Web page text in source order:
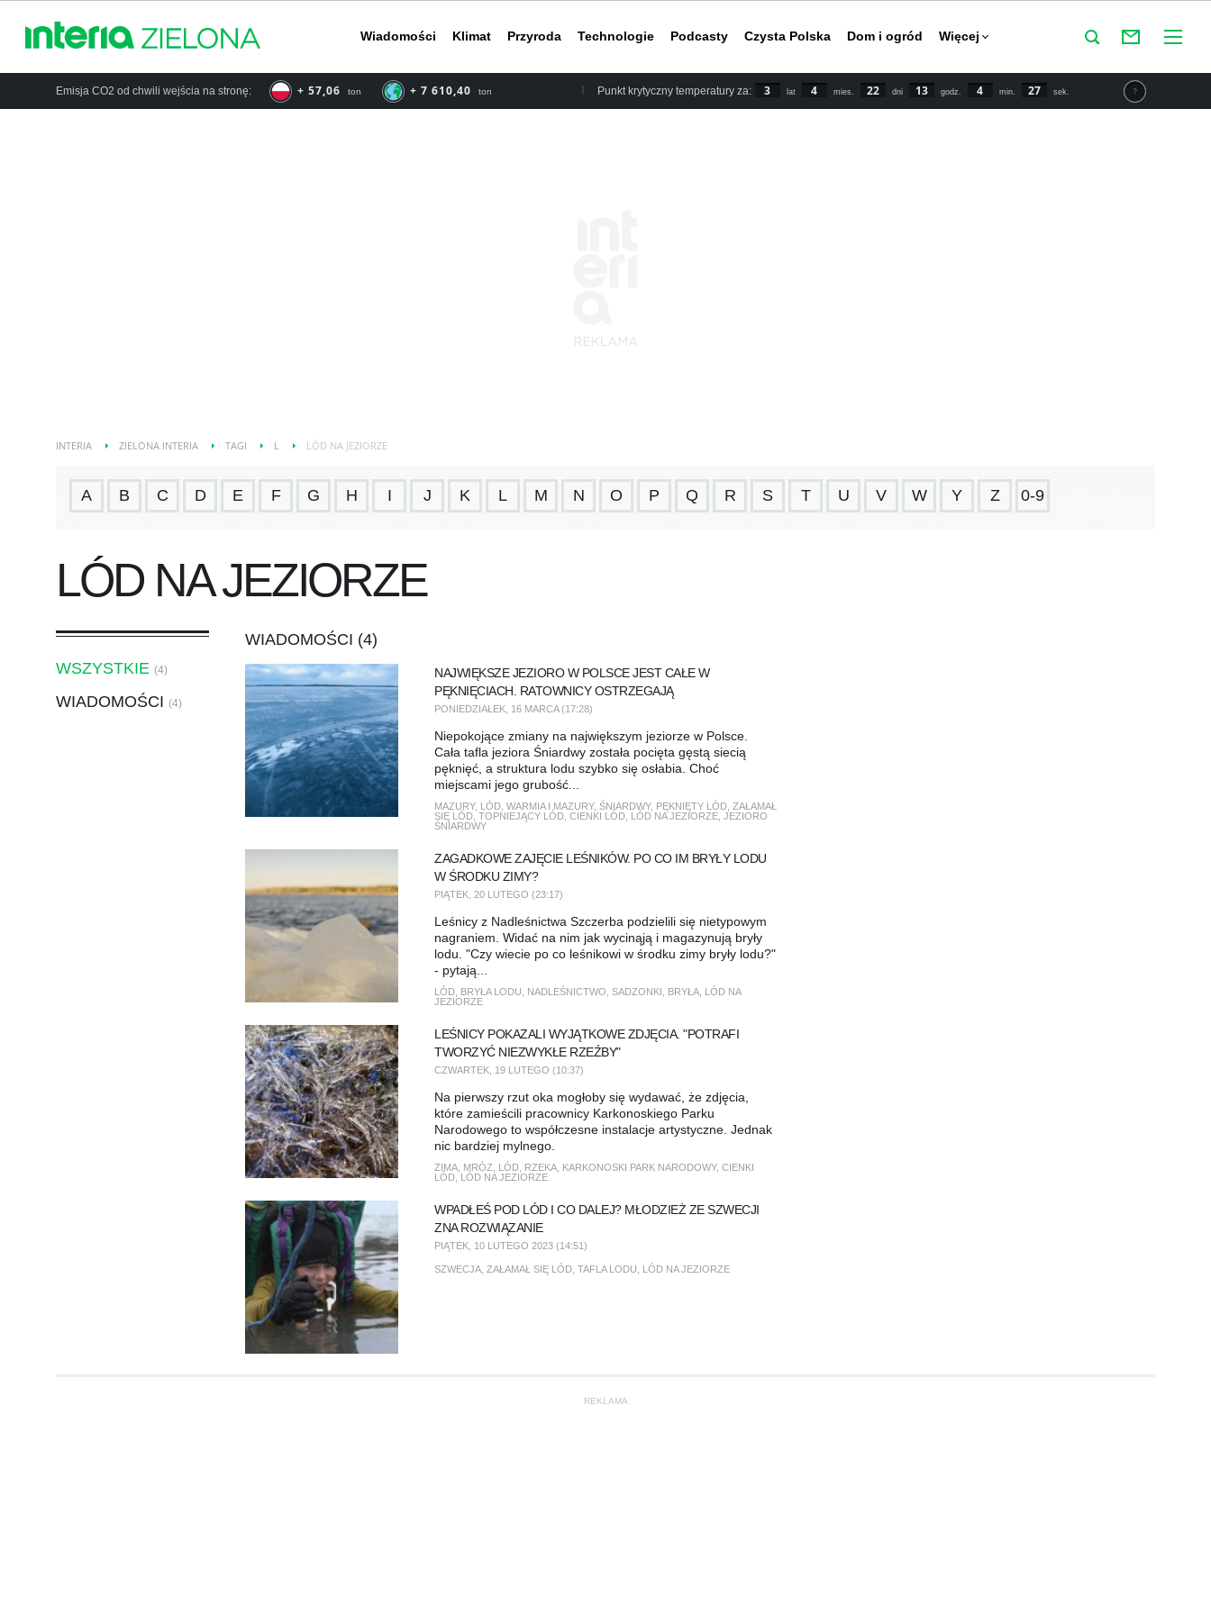
Wiadomości Klimat Przyroda Technologie Podcasty Czysta Polska Dom i ogród Więcej
Emisja CO2 od chwili wejścia na stronę: + 66,57 ton + 8 878,80 ton Punkt krytyczny temperatury za: 3 lat 4 mies. 22 dni 13 godz. 4 min. 26 sek.
INTERIA ZIELONA INTERIA TAGI L LÓD NA JEZIORZE
A B C D E F G H I J K L M N O P Q R S T U V W Y Z 0-9
LÓD NA JEZIORZE
WSZYSTKIE (4)
WIADOMOŚCI (4)
WIADOMOŚCI (4)
NAJWIĘKSZE JEZIORO W POLSCE JEST CAŁE W
PĘKNIĘCIACH. RATOWNICY OSTRZEGAJĄ
PONIEDZIAŁEK, 16 MARCA (17:28)
Niepokojące zmiany na największym jeziorze w Polsce.
Cała tafla jeziora Śniardwy została pocięta gęstą siecią
pęknięć, a struktura lodu szybko się osłabia. Choć
miejscami jego grubość...
MAZURY, LÓD WARMIA I MAZURY, ŚNIARDWY, PĘKNIĘTY LÓD ZAŁAMAŁ
SIĘ LÓD TOPNIEJĄCY LÓD CIENKI LÓD LÓD NA JEZIORZE JEZIORO
ŚNIARDWY
ZAGADKOWE ZAJĘCIE LEŚNIKÓW. PO CO IM BRYŁY LODU
W ŚRODKU ZIMY?
PIĄTEK, 20 LUTEGO (23:17)
Leśnicy z Nadleśnictwa Szczerba podzielili się nietypowym
nagraniem. Widać na nim jak wycinąją i magazynują bryły
lodu. "Czy wiecie po co leśnikowi w środku zimy bryły lodu?"
- pytają...
LÓD BRYŁA LODU NADLEŚNICTWO SADZONKI BRYŁA LÓD NA
JEZIORZE
LEŚNICY POKAZALI WYJĄTKOWE ZDJĘCIA. "POTRAFI
TWORZYĆ NIEZWYKŁE RZEŹBY"
CZWARTEK, 19 LUTEGO (10:37)
Na pierwszy rzut oka mogłoby się wydawać, że zdjęcia,
które zamieścili pracownicy Karkonoskiego Parku
Narodowego to współczesne instalacje artystyczne. Jednak
nic bardziej mylnego.
ZIMA MRÓZ LÓD RZEKA KARKONOSKI PARK NARODOWY, CIENKI
LÓD LÓD NA JEZIORZE
WPADŁEŚ POD LÓD I CO DALEJ? MŁODZIEŻ ZE SZWECJI
ZNA ROZWIĄZANIE
PIĄTEK, 10 LUTEGO 2023 (14:51)
SZWECJA ZAŁAMAŁ SIĘ LÓD TAFLA LODU LÓD NA JEZIORZE
REKLAMA